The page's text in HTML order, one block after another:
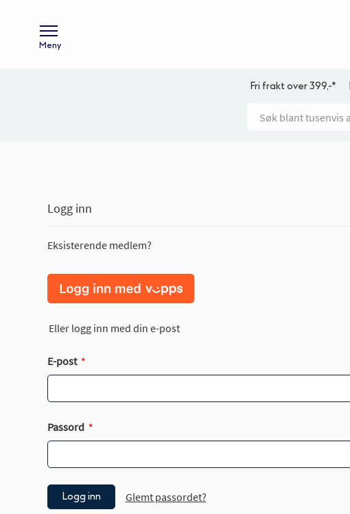
Meny
Fri frakt over 399,-*
Logg inn
Eksisterende medlem?
Eller logg inn med din e-post
E-post
Passord
Logg inn Glemt passordet?